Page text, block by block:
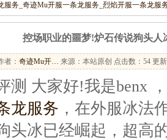
服务_奇迹Mu开服一条龙服务_烈焰开服一条龙服
控场职业的噩梦!炉石传说狗头人
者： 奇迹Mu开… 来源：本站原创 点击数： 54 更
大家好!我是benx ，
龙服务 ，在外服冰法
头冰已经崛起，超高